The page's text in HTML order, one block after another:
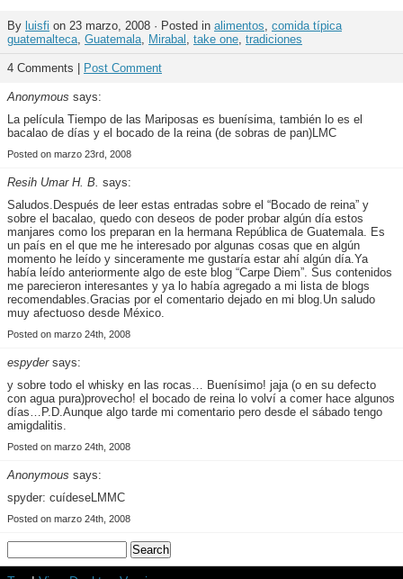
By luisfi on 23 marzo, 2008 · Posted in alimentos, comida típica
guatemalteca, Guatemala, Mirabal , take one, tradiciones
4 Comments | Post Comment
Anonymous says:
La película Tiempo de las Mariposas es buenísima, también lo es el
bacalao de días y el bocado de la reina (de sobras de pan)LMC
Posted on marzo 23rd, 2008
Resih Umar H. B. says:
Saludos.Después de leer estas entradas sobre el “Bocado de reina” y
sobre el bacalao, quedo con deseos de poder probar algún día estos
manjares como los preparan en la hermana República de Guatemala. Es
un país en el que me he interesado por algunas cosas que en algún
momento he leído y sinceramente me gustaría estar ahí algún día.Ya
había leído anteriormente algo de este blog “Carpe Diem”. Sus contenidos
me parecieron interesantes y ya lo había agregado a mi lista de blogs
recomendables.Gracias por el comentario dejado en mi blog.Un saludo
muy afectuoso desde México.
Posted on marzo 24th, 2008
espydersays:
y sobre todo el whisky en las rocas… Buenísimo! jaja (o en su defecto
con agua pura)provecho! el bocado de reina lo volví a comer hace algunos
días…P.D.Aunque algo tarde mi comentario pero desde el sábado tengo
amigdalitis.
Posted on marzo 24th, 2008
Anonymous says:
spyder: cuídeseLMMC
Posted on marzo 24th, 2008